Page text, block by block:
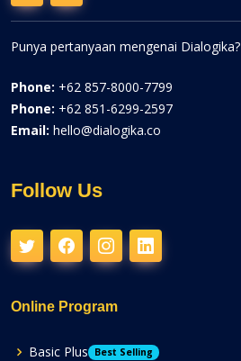
Punya pertanyaan mengenai Dialogika?
Phone: +62 857-8000-7799
Phone: +62 851-6299-2597
Email: hello@dialogika.co
Follow Us
Online Program
Basic Plus Best Selling